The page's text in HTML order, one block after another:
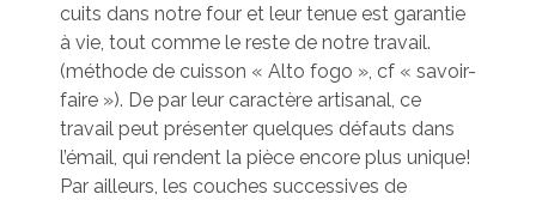
cuits dans notre four et leur tenue est garantie
à vie, tout comme le reste de notre travail.
(méthode de cuisson « Alto fogo », cf « savoir-
faire »). De par leur caractère artisanal, ce
travail peut présenter quelques défauts dans
l’émail, qui rendent la pièce encore plus unique!
Par ailleurs, les couches successives de